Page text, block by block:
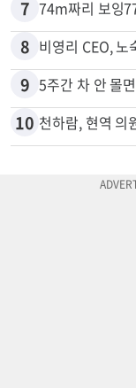
6 드라이브스루
7
8 비영리 CEO, 노
9 5주간 차 안 몰